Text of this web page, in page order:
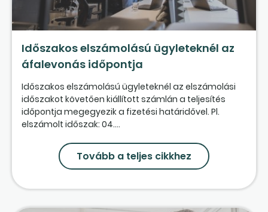
Időszakos elszámolású ügyleteknél az
áfalevonás időpontja
Időszakos elszámolású ügyleteknél az elszámolási
időszakot követően kiállított számlán a teljesítés
időpontja megegyezik a fizetési határidővel. Pl.
elszámolt időszak: 04....
Tovább a teljes cikkhez